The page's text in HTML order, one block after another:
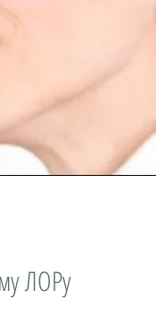
ЛОРу